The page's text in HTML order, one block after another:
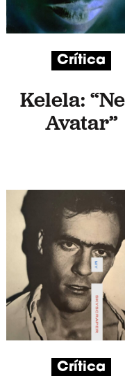
Crítica
Kelela:
Avatar”
Crítica